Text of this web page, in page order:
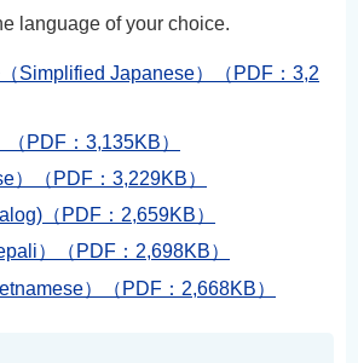
language of your choice.
Simplified Japanese）（PDF：3,2
PDF：3,135KB）
）（PDF：3,229KB）
（PDF：2,659KB）
）（PDF：2,698KB）
）（PDF：2,668KB）